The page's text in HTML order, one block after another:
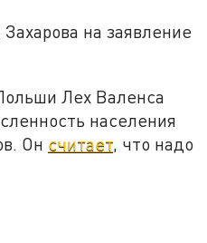
на заявление
Лех Валенса
населения
Он считает, что надо